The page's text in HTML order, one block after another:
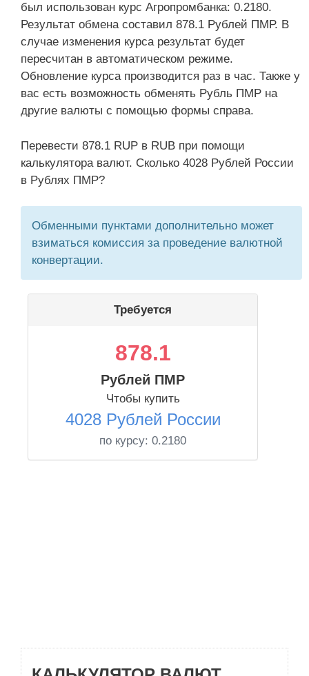
был использован курс Агропромбанка: 0.2180.
Результат обмена составил 878.1 Рублей ПМР. В
случае изменения курса результат будет
пересчитан в автоматическом режиме.
Обновление курса производится раз в час. Также у
вас есть возможность обменять Рубль ПМР на
другие валюты с помощью формы справа.
Перевести 878.1 RUP в RUB при помощи
калькулятора валют. Сколько 4028 Рублей России
в Рублях ПМР?
Обменными пунктами дополнительно может
взиматься комиссия за проведение валютной
конвертации.
Требуется
878.1
Рублей ПМР
Чтобы купить
4028 Рублей России
по курсу: 0.2180